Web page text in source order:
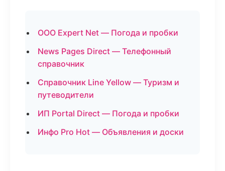
ООО Expert Net — Погода и пробки
News Pages Direct — Телефонный
справочник
Справочник Line Yellow — Туризм и
путеводители
ИП Portal Direct — Погода и пробки
Инфо Pro Hot — Объявления и доски